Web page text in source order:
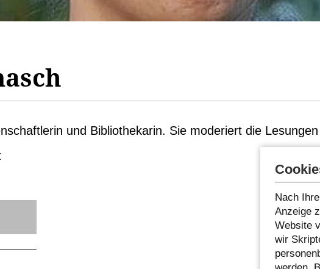
und Bibliothekarin. Sie moderiert die
Nach
Anzeige
Website
wir